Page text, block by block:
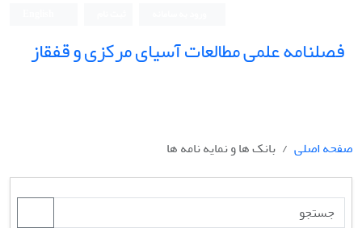
فصلنامه علمی مطالعات آسیای مرکزی و قفقاز
صفحه اصلی بانک ها و نمایه نامه ها